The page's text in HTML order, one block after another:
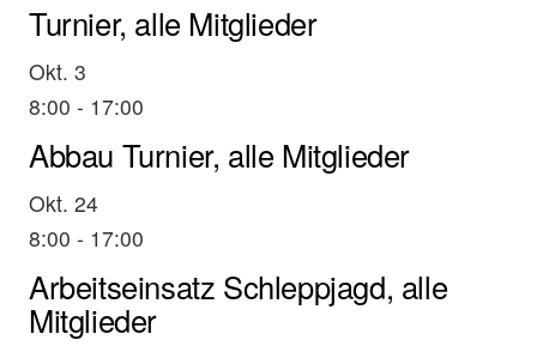
Turnier, alle Mitglieder
Okt. 3
8:00 - 17:00
Abbau Turnier, alle Mitglieder
Okt. 24
8:00 - 17:00
Arbeitseinsatz Schleppjagd, alle
Mitglieder